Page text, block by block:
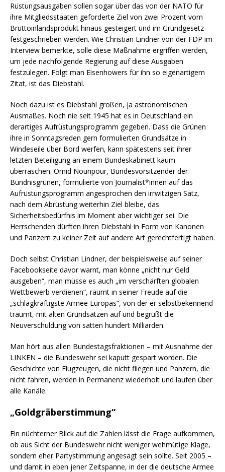
Rüstungsausgaben sollen sogar über das von der NATO für
ihre Mitgliedsstaaten geforderte Ziel von zwei Prozent vom
Bruttoinlandsprodukt hinaus gesteigert und im Grundgesetz
festgeschrieben werden. Wie Christian Lindner von der FDP im
Interview bemerkte, solle diese Maßnahme ergriffen werden,
um jede nachfolgende Regierung auf diese Ausgaben
festzulegen. Folgt man Eisenhowers für ihn so eigenartigem
Zitat, ist das Diebstahl.
Noch dazu ist es Diebstahl großen, ja astronomischen
Ausmaßes. Noch nie seit 1945 hat es in Deutschland ein
derartiges Aufrüstungsprogramm gegeben. Dass die Grünen
ihre in Sonntagsreden gern formulierten Grundsätze in
Windeseile über Bord werfen, kann spätestens seit ihrer
letzten Beteiligung an einem Bundeskabinett kaum
überraschen. Omid Nouripour, Bundesvorsitzender der
Bündnisgrünen, formulierte von Journalist*innen auf das
Aufrüstungsprogramm angesprochen den irrwitzigen Satz,
nach dem Abrüstung weiterhin Ziel bleibe, das
Sicherheitsbedürfnis im Moment aber wichtiger sei. Die
Herrschenden dürften ihren Diebstahl in Form von Kanonen
und Panzern zu keiner Zeit auf andere Art gerechtfertigt haben.
Doch selbst Christian Lindner, der beispielsweise auf seiner
Facebookseite davor warnt, man könne „nicht nur Geld
ausgeben“, man müsse es auch „im verschärften globalen
Wettbewerb verdienen“, räumt in seiner Freude auf die
„schlagkräftigste Armee Europas“, von der er selbstbekennend
träumt, mit alten Grundsätzen auf und begrüßt die
Neuverschuldung von satten hundert Milliarden.
Man hört aus allen Bundestagsfraktionen – mit Ausnahme der
LINKEN – die Bundeswehr sei kaputt gespart worden. Die
Geschichte von Flugzeugen, die nicht fliegen und Panzern, die
nicht fahren, werden in Permanenz wiederholt und laufen über
alle Kanäle.
„Goldgräberstimmung“
Ein nüchterner Blick auf die Zahlen lässt die Frage aufkommen,
ob aus Sicht der Bundeswehr nicht weniger wehmütige Klage,
sondern eher Partystimmung angesagt sein sollte. Seit 2005 –
und damit in eben jener Zeitspanne, in der die deutsche Armee